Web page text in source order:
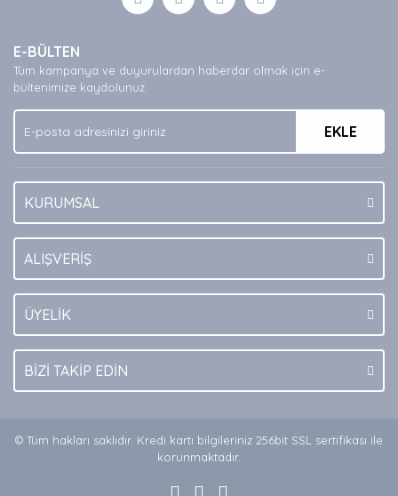
Yorum Yaz
Ürün açıklamasında eksik bilgiler bulunuyor.
Ürün bilgilerinde hatalar bulunuyor.
Ürün fiyatı diğer sitelerden daha pahalı.
Bu ürüne benzer farklı alternatifler olmalı.
E-BÜLTEN
Tüm kampanya ve duyurulardan haberdar olmak için e-
bültenimize kaydolunuz.
EKLE
KURUMSAL
ALIŞVERİŞ
ÜYELİK
BİZİ TAKİP EDİN
© Tüm hakları saklıdır. Kredi kartı bilgileriniz 256bit SSL sertifikası ile
korunmaktadır.